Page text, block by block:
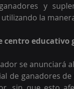
y
la
centro
se anunciará
de ganadores